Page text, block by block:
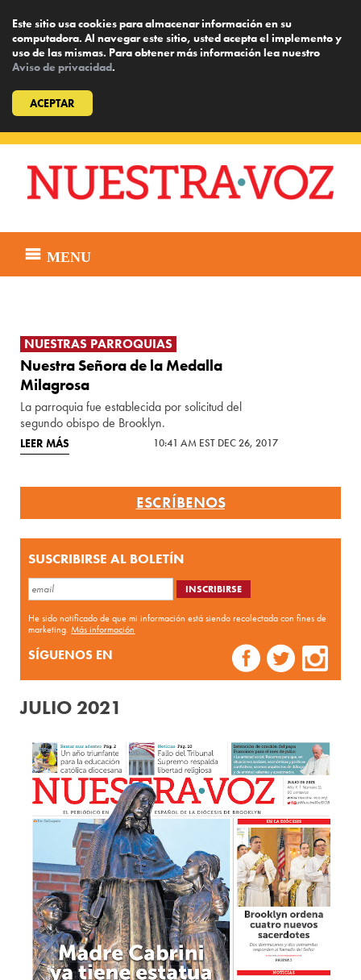
Este sitio usa cookies para almacenar información en su
computadora. Al navegar este sitio, usted acepta el implemento y
uso de las mismas. Para obtener más información lea nuestro
Aviso de privacidad.
ACEPTAR
content
MENU
NUESTRAS PARROQUIAS
Nuestra Señora de la Medalla
Milagrosa
La parroquia fue establecida por solicitud del
segundo obispo de Brooklyn.
LEER MÁS 10:41 AM EST DEC 26, 2017
ESCRÍBENOS
SUSCRIBIRSE AL BOLETÍN
He sido notificado de que mi información está siendo recolectada con fines de
marketing.Más información
SÍGUENOS EN
JULIO 2021